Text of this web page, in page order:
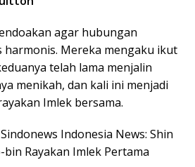
agar hubungan
harmonis. Mereka mengaku ikut
telah lama menjalin
menikah, dan kali ini menjadi
Imlek bersama.
Indonesia News: Shin
Rayakan Imlek Pertama